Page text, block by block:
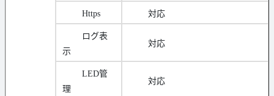
Https 対応
ログ表
示
対応
LED管
理
対応